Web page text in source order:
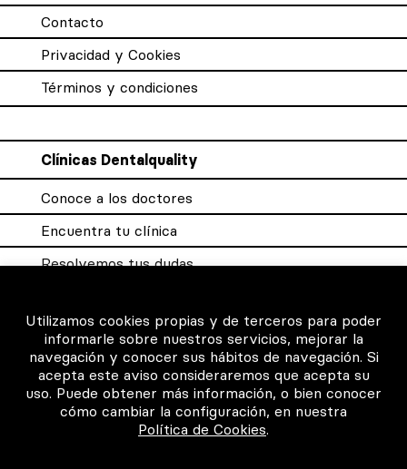
Contacto
Privacidad y Cookies
Términos y condiciones
Clínicas Dentalquality
Conoce a los doctores
Encuentra tu clínica
Resolvemos tus dudas
Para los profesionales
Consigue tu certificado
Intranet clínicas certificadas
Utilizamos cookies propias y de terceros para poder
informarle sobre nuestros servicios, mejorar la
navegación y conocer sus hábitos de navegación. Si
acepta este aviso consideraremos que acepta su
uso. Puede obtener más información, o bien conocer
cómo cambiar la configuración, en nuestra
Política de Cookies.